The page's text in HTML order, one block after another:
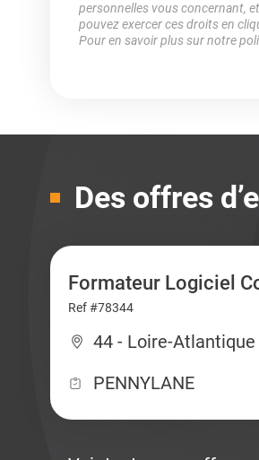
personnelles vous concernant,
pouvez exercer ces droits en
Pour en savoir plus sur notre
Des offres
Formateur Logiciel
Ref #78344
44 - Loire-Atlantique
PENNYLANE